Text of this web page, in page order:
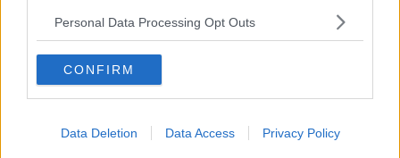
Personal Data Processing Opt Outs
CONFIRM
Data Deletion Data Access Privacy Policy
​L’uomo o l’orso?
Non hanno un amico a teatro​
​Tutta una questione di rispetto
​Cose che ci esauriscono
​Vespa che passione!
​Parole d’amore regalate al vento